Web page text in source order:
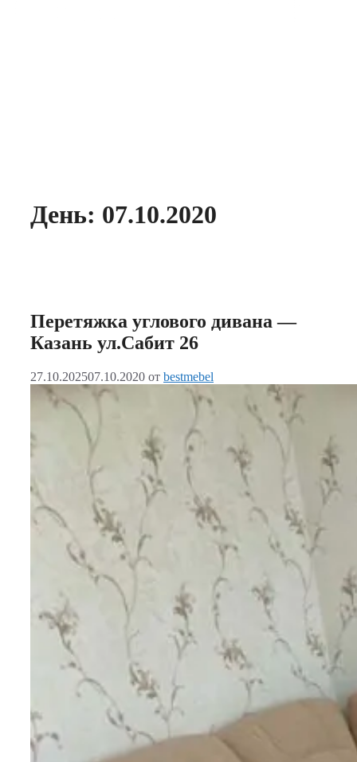
День: 07.10.2020
Перетяжка углового дивана —
Казань ул.Сабит 26
27.10.202507.10.2020 от bestmebel